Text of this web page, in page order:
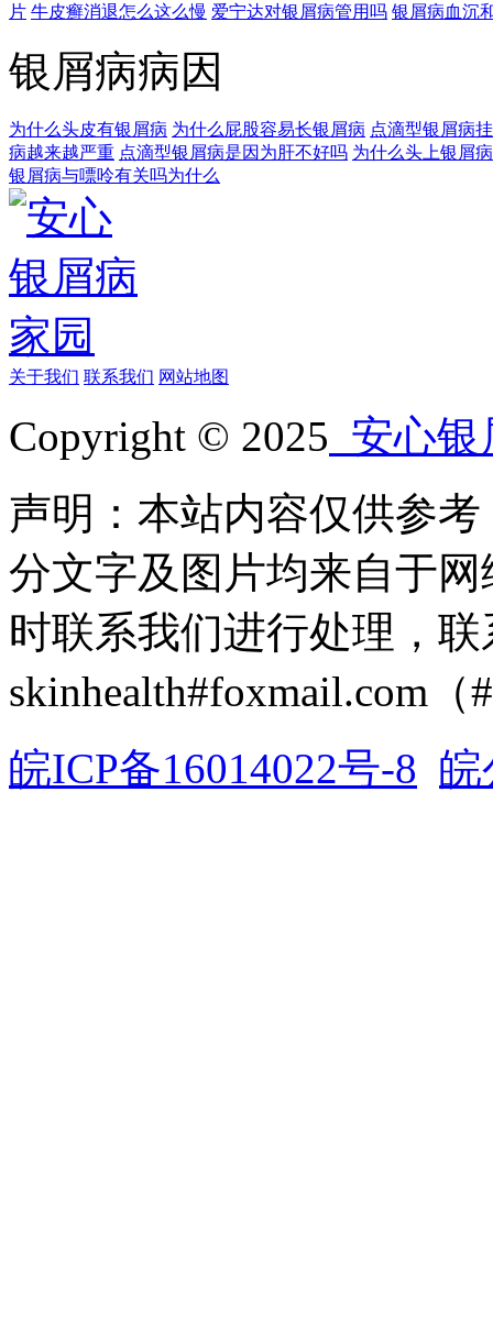
片 牛皮癣消退怎么这么慢 爱宁达对银屑病管用吗 银屑病血沉
银屑病病因
为什么头皮有银屑病 为什么屁股容易长银屑病 点滴型银屑病
病越来越严重 点滴型银屑病是因为肝不好吗 为什么头上银屑
银屑病与嘌呤有关吗为什么
关于我们 联系我们 网站地图
Copyright © 2025 安心银
声明：本站内容仅供参
分文字及图片均来自于
时联系我们进行处理，
skinhealth#foxmail.com（
皖ICP备16014022号-8 皖